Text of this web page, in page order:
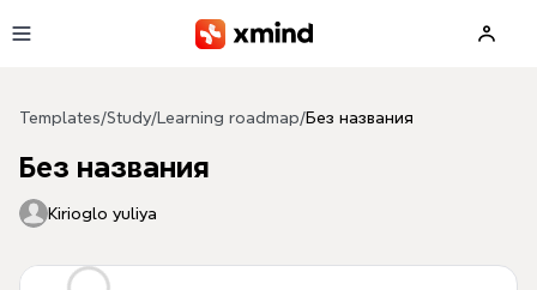
Templates/Study/ Learning roadmap/Без названия
Без названия
Kirioglo yuliya